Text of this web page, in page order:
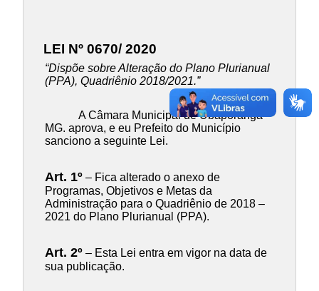
LEI Nº 0670/ 2020
“Dispõe sobre Alteração do Plano Plurianual
(PPA), Quadriênio 2018/2021.”
A Câmara Municipal de Ubaporanga –
MG. aprova, e eu Prefeito do Município
sanciono a seguinte Lei.
Art. 1º– Fica alterado o anexo de
Programas, Objetivos e Metas da
Administração para o Quadriênio de 2018 –
2021 do Plano Plurianual (PPA).
Art. 2º– Esta Lei entra em vigor na data de
sua publicação.